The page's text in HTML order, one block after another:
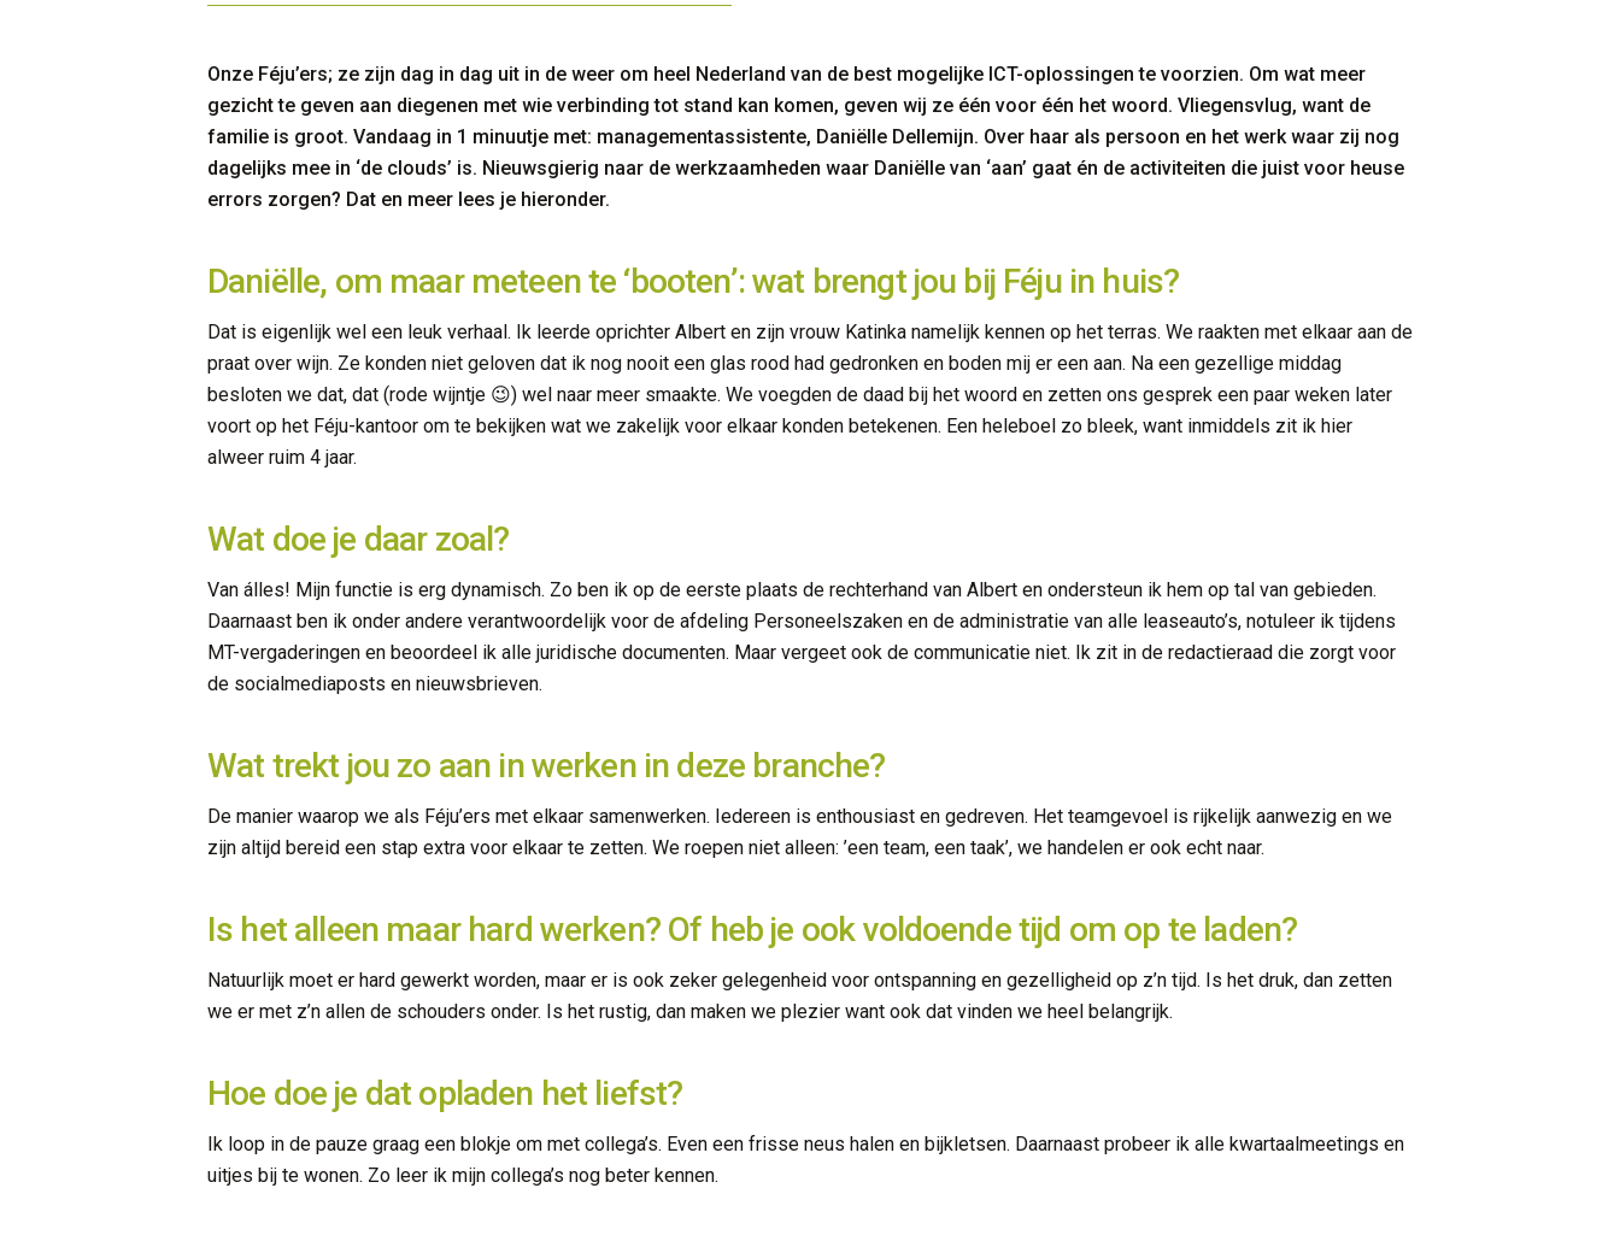
Onze Féju’ers; ze zijn dag in dag uit in de weer om heel Nederland van de best mogelijke ICT-oplossingen te voorzien. Om wat meer
gezicht te geven aan diegenen met wie verbinding tot stand kan komen, geven wij ze één voor één het woord. Vliegensvlug, want de
familie is groot. Vandaag in 1 minuutje met: managementassistente, Daniëlle Dellemijn. Over haar als persoon en het werk waar zij nog
dagelijks mee in ‘de clouds’ is. Nieuwsgierig naar de werkzaamheden waar Daniëlle van ‘aan’ gaat én de activiteiten die juist voor heuse
errors zorgen? Dat en meer lees je hieronder.
Daniëlle, om maar meteen te ‘booten’: wat brengt jou bij Féju in huis?
Dat is eigenlijk wel een leuk verhaal. Ik leerde oprichter Albert en zijn vrouw Katinka namelijk kennen op het terras. We raakten met elkaar aan de
praat over wijn. Ze konden niet geloven dat ik nog nooit een glas rood had gedronken en boden mij er een aan. Na een gezellige middag
besloten we dat, dat (rode wijntje 😉) wel naar meer smaakte. We voegden de daad bij het woord en zetten ons gesprek een paar weken later
voort op het Féju-kantoor om te bekijken wat we zakelijk voor elkaar konden betekenen. Een heleboel zo bleek, want inmiddels zit ik hier
alweer ruim 4 jaar.
Wat doe je daar zoal?
Van álles! Mijn functie is erg dynamisch. Zo ben ik op de eerste plaats de rechterhand van Albert en ondersteun ik hem op tal van gebieden.
Daarnaast ben ik onder andere verantwoordelijk voor de afdeling Personeelszaken en de administratie van alle leaseauto’s, notuleer ik tijdens
MT-vergaderingen en beoordeel ik alle juridische documenten. Maar vergeet ook de communicatie niet. Ik zit in de redactieraad die zorgt voor
de socialmediaposts en nieuwsbrieven.
Wat trekt jou zo aan in werken in deze branche?
De manier waarop we als Féju’ers met elkaar samenwerken. Iedereen is enthousiast en gedreven. Het teamgevoel is rijkelijk aanwezig en we
zijn altijd bereid een stap extra voor elkaar te zetten. We roepen niet alleen: ’een team, een taak’, we handelen er ook echt naar.
Is het alleen maar hard werken? Of heb je ook voldoende tijd om op te laden?
Natuurlijk moet er hard gewerkt worden, maar er is ook zeker gelegenheid voor ontspanning en gezelligheid op z’n tijd. Is het druk, dan zetten
we er met z’n allen de schouders onder. Is het rustig, dan maken we plezier want ook dat vinden we heel belangrijk.
Hoe doe je dat opladen het liefst?
Ik loop in de pauze graag een blokje om met collega’s. Even een frisse neus halen en bijkletsen. Daarnaast probeer ik alle kwartaalmeetings en
uitjes bij te wonen. Zo leer ik mijn collega’s nog beter kennen.